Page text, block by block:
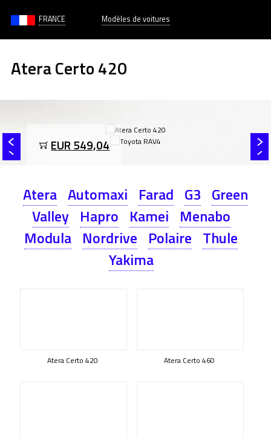
FRANCE Modèles de voitures
Atera Certo 420
EUR 549,04
Atera Automaxi Farad G3 Green
Valley Hapro Kamei Menabo
Modula Nordrive Polaire Thule
Yakima
Atera Certo 420 Atera Certo 460